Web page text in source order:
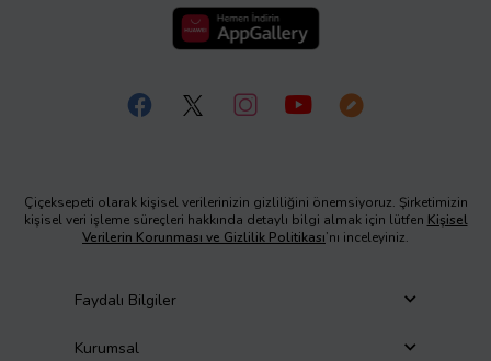
Çiçeksepeti olarak kişisel verilerinizin gizliliğini önemsiyoruz. Şirketimizin
kişisel veri işleme süreçleri hakkında detaylı bilgi almak için lütfen Kişisel
Verilerin Korunması ve Gizlilik Politikası’nı inceleyiniz.
Faydalı Bilgiler
Kurumsal